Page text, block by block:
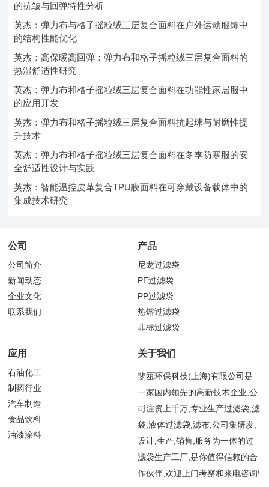
的抗皱与回弹特性分析
英杰：弹力布与格子摇粒绒三层复合面料在户外运动服饰中
的结构性能优化
英杰：高保暖高回弹：弹力布和格子摇粒绒三层复合面料的
热湿舒适性研究
英杰：弹力布和格子摇粒绒三层复合面料在功能性家居服中
的应用开发
英杰：弹力布和格子摇粒绒三层复合面料抗起球与耐磨性提
升技术
英杰：弹力布和格子摇粒绒三层复合面料在冬季防寒服的安
全舒适性设计与实践
英杰：智能温控皮革复合TPU膜面料在可穿戴设备载体中的
集成技术研究
公司
公司简介
新闻动态
企业文化
联系我们
产品
尼龙过滤袋
PE过滤袋
PP过滤袋
热熔过滤袋
非标过滤袋
应用
石油化工
制药行业
汽车制造
食品饮料
油漆涂料
关于我们
斐瓯环保科技(上海)有限公司是
一家国内领先的高新技术企业,公
司注资上千万,专业生产过滤袋,滤
袋,液体过滤袋,滤布,公司集研发,
设计,生产,销售,服务为一体的过
滤袋生产工厂,是你值得信赖的合
作伙伴,欢迎上门考察和来电咨询!